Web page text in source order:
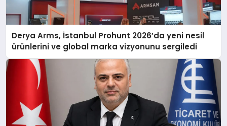
Derya Arms, İstanbul Prohunt 2026’da yeni nesil
ürünlerini ve global marka vizyonunu sergiledi